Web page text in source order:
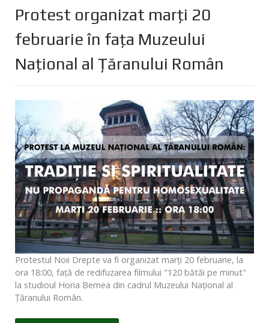
Protest organizat marți 20
februarie în fața Muzeului
Național al Țăranului Român
Protestul Noii Drepte va fi organizat marți 20 februarie, la
ora 18:00, față de redifuzarea filmului "120 bătăi pe minut"
la studioul Horia Bernea din cadrul Muzeului Național al
Țăranului Român.